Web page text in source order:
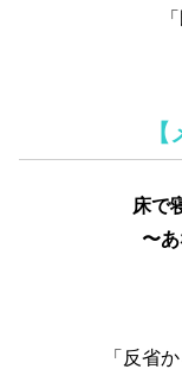
床で
〜
「反省